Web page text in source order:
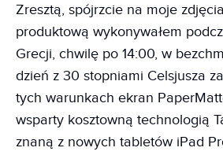
Zresztą, spójrzcie na moje
produktową wykonywałem
Grecji, chwilę po 14:00, w
dzień z 30 stopniami Celsjusza
tych warunkach ekran
wsparty kosztowną technologią
znaną z nowych tabletów iPad